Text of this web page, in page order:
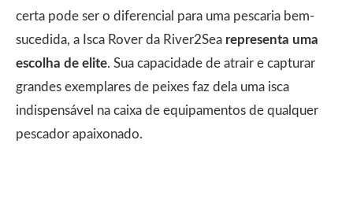
certa pode ser o diferencial para uma pescaria bem-
sucedida, a Isca Rover da River2Sea representa uma
escolha de elite. Sua capacidade de atrair e capturar
grandes exemplares de peixes faz dela uma isca
indispensável na caixa de equipamentos de qualquer
pescador apaixonado.